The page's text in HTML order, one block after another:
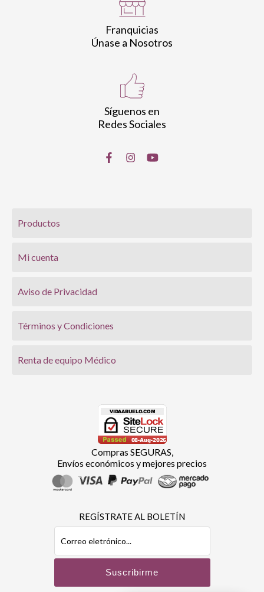
Franquicias
Únase a Nosotros
Síguenos en
Redes Sociales
Productos
Mi cuenta
Aviso de Privacidad
Términos y Condiciones
Renta de equipo Médico
Compras SEGURAS,
Envíos económicos y mejores precios
REGÍSTRATE AL BOLETÍN